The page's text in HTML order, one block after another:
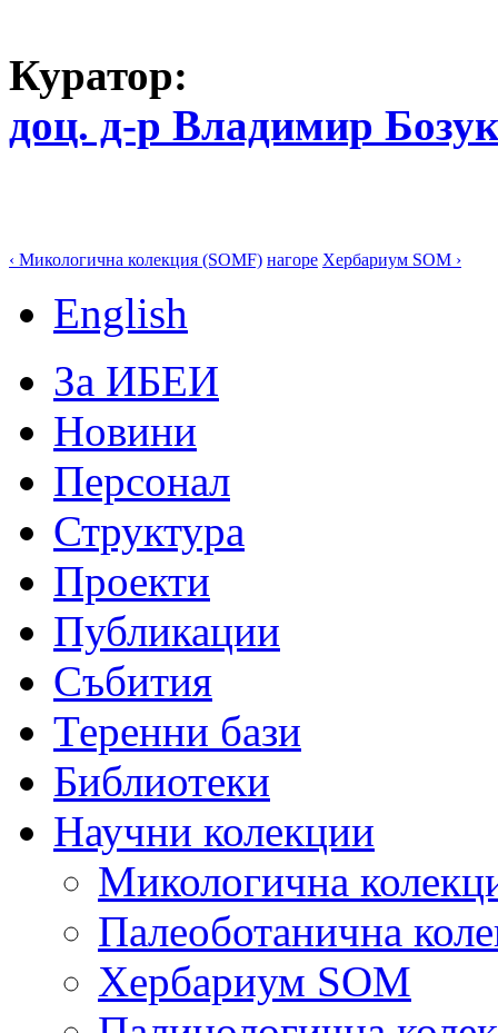
Куратор:
доц. д-р Владимир
‹ Микологична колекция (SOMF) нагоре Хербариум SOM ›
English
За ИБЕИ
Новини
Персонал
Структура
Проекти
Публикации
Събития
Теренни бази
Библиотеки
Научни колекции
Микологична
Палеоботанична
Хербариум SOM